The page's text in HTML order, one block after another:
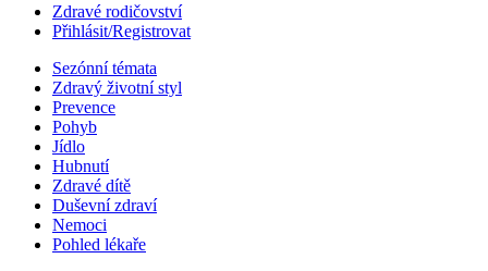
Zdravé rodičovství
Přihlásit/Registrovat
Sezónní témata
Zdravý životní styl
Prevence
Pohyb
Jídlo
Hubnutí
Zdravé dítě
Duševní zdraví
Nemoci
Pohled lékaře